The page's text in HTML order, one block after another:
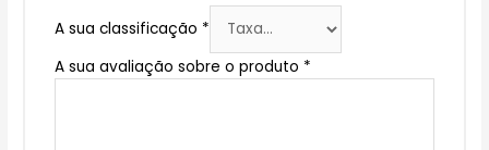
A sua classificação *
A sua avaliação sobre o produto *